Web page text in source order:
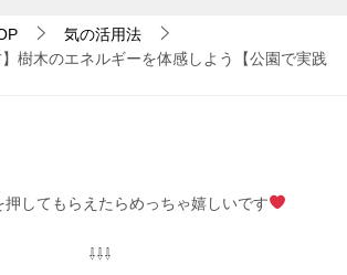
気の活用法
】樹木のエネルギーを体感しよう【公園で実践
押してもらえたらめっちゃ嬉しいです
⇩⇩⇩